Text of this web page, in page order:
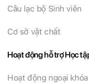
Câu lạc bộ Sinh viên
Cơ sở vật chất
Hoạt động hỗ trợ Học
Hoạt động ngoại khóa